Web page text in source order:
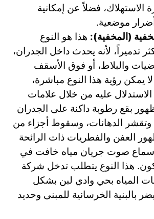
الاستهلاك، فضلاً عن إمكانية
موضعية.
(المخفية): هذا هو النوع
تدميراً، لأنه يحدث داخل الجدران،
والبلاط، أو فوق الأسقف
يمكن رؤية هذا النوع مباشرة،
عليه من خلال علامات
بقع رطوبة داكنة على الجدران
وتقشر الدهانات، وسقوط أجزاء من
العفن والفطريات ذات الرائحة
سماع صوت جريان مياه خافت في
هذا النوع يتطلب تدخل شركة
المياه بحي وادي لبن بشكل
بالبنية الخرسانية للمبنى وحديد